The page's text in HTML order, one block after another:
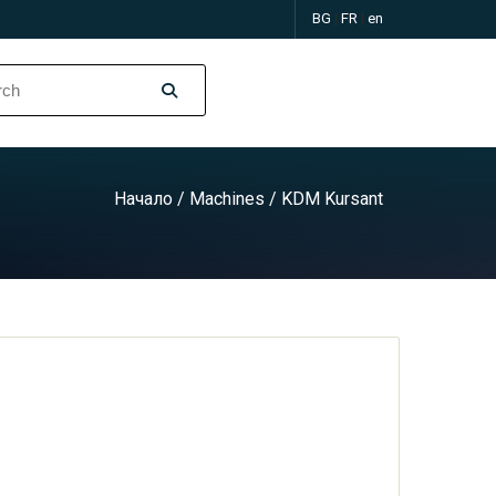
BG | FR | en
Начало / Machines / KDM Kursant